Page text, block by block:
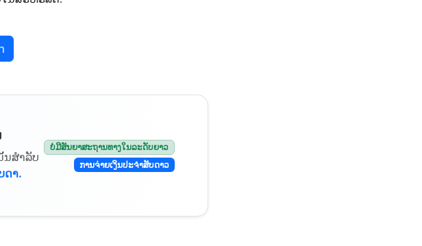
ນສໍາລັບ
ດາ.
ບໍ່ມີສັນຍາສະຖານທາງໃນລະດັບຍາວ
ການຈ່າຍເງິນປະຈໍາສັບດາວ